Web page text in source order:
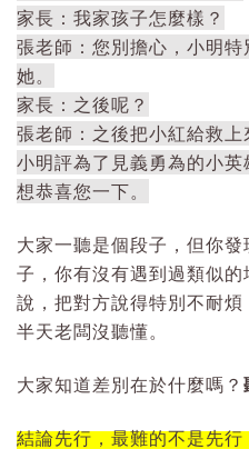
家長：我家孩子怎麼樣？
張老師：您別擔心，小明
她。
家長：之後呢？
張老師：之後把小紅給救
小明評為了見義勇為的小
想恭喜您一下。
大家一聽是個段子，但你
子，你有沒有遇到過類似
說，把對方說得特別不耐
半天老闆沒聽懂。
大家知道差別在於什麼嗎？
結論先行，最難的不是先行